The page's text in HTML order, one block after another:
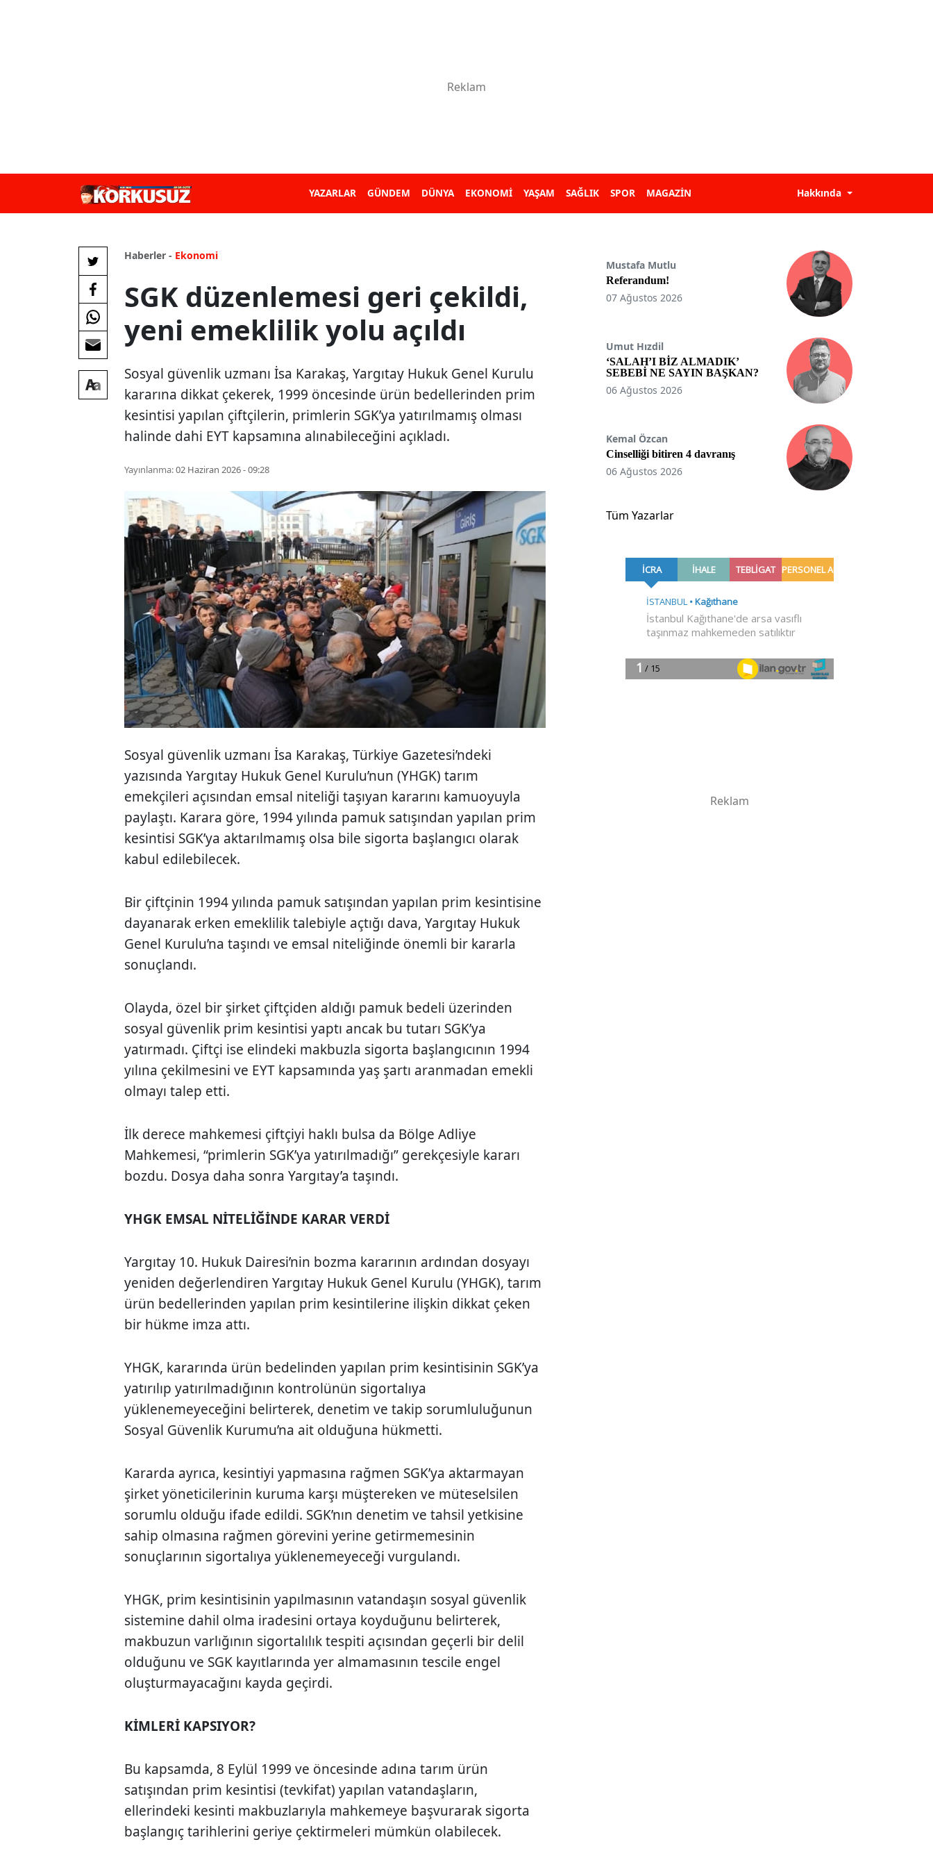
YAZARLAR GÜNDEM DÜNYA EKONOMİ YAŞAM SAĞLIK SPOR MAGAZİN Hakkında
Haberler - Ekonomi
SGK düzenlemesi geri çekildi,
yeni emeklilik yolu açıldı
Sosyal güvenlik uzmanı İsa Karakaş, Yargıtay Hukuk Genel Kurulu
kararına dikkat çekerek, 1999 öncesinde ürün bedellerinden prim
kesintisi yapılan çiftçilerin, primlerin SGK’ya yatırılmamış olması
halinde dahi EYT kapsamına alınabileceğini açıkladı.
Yayınlanma:02 Haziran 2026 - 09:28
Sosyal güvenlik uzmanı İsa Karakaş, Türkiye Gazetesi’ndeki
yazısında Yargıtay Hukuk Genel Kurulu’nun (YHGK) tarım
emekçileri açısından emsal niteliği taşıyan kararını kamuoyuyla
paylaştı. Karara göre, 1994 yılında pamuk satışından yapılan prim
kesintisi SGK’ya aktarılmamış olsa bile sigorta başlangıcı olarak
kabul edilebilecek.
Bir çiftçinin 1994 yılında pamuk satışından yapılan prim kesintisine
dayanarak erken emeklilik talebiyle açtığı dava, Yargıtay Hukuk
Genel Kurulu’na taşındı ve emsal niteliğinde önemli bir kararla
sonuçlandı.
Olayda, özel bir şirket çiftçiden aldığı pamuk bedeli üzerinden
sosyal güvenlik prim kesintisi yaptı ancak bu tutarı SGK’ya
yatırmadı. Çiftçi ise elindeki makbuzla sigorta başlangıcının 1994
yılına çekilmesini ve EYT kapsamında yaş şartı aranmadan emekli
olmayı talep etti.
İlk derece mahkemesi çiftçiyi haklı bulsa da Bölge Adliye
Mahkemesi, “primlerin SGK’ya yatırılmadığı” gerekçesiyle kararı
bozdu. Dosya daha sonra Yargıtay’a taşındı.
YHGK EMSAL NİTELİĞİNDE KARAR VERDİ
Yargıtay 10. Hukuk Dairesi’nin bozma kararının ardından dosyayı
yeniden değerlendiren Yargıtay Hukuk Genel Kurulu (YHGK), tarım
ürün bedellerinden yapılan prim kesintilerine ilişkin dikkat çeken
bir hükme imza attı.
YHGK, kararında ürün bedelinden yapılan prim kesintisinin SGK’ya
yatırılıp yatırılmadığının kontrolünün sigortalıya
yüklenemeyeceğini belirterek, denetim ve takip sorumluluğunun
Sosyal Güvenlik Kurumu’na ait olduğuna hükmetti.
Kararda ayrıca, kesintiyi yapmasına rağmen SGK’ya aktarmayan
şirket yöneticilerinin kuruma karşı müştereken ve müteselsilen
sorumlu olduğu ifade edildi. SGK’nın denetim ve tahsil yetkisine
sahip olmasına rağmen görevini yerine getirmemesinin
sonuçlarının sigortalıya yüklenemeyeceği vurgulandı.
YHGK, prim kesintisinin yapılmasının vatandaşın sosyal güvenlik
sistemine dahil olma iradesini ortaya koyduğunu belirterek,
makbuzun varlığının sigortalılık tespiti açısından geçerli bir delil
olduğunu ve SGK kayıtlarında yer almamasının tescile engel
oluşturmayacağını kayda geçirdi.
KİMLERİ KAPSIYOR?
Bu kapsamda, 8 Eylül 1999 ve öncesinde adına tarım ürün
satışından prim kesintisi (tevkifat) yapılan vatandaşların,
ellerindeki kesinti makbuzlarıyla mahkemeye başvurarak sigorta
başlangıç tarihlerini geriye çektirmeleri mümkün olabilecek.
Mustafa Mutlu
Referandum!
07 Ağustos 2026
Umut Hızdil
‘SALAH’I BİZ ALMADIK’
SEBEBİ NE SAYIN BAŞKAN?
06 Ağustos 2026
Kemal Özcan
Cinselliği bitiren 4 davranış
06 Ağustos 2026
Tüm Yazarlar